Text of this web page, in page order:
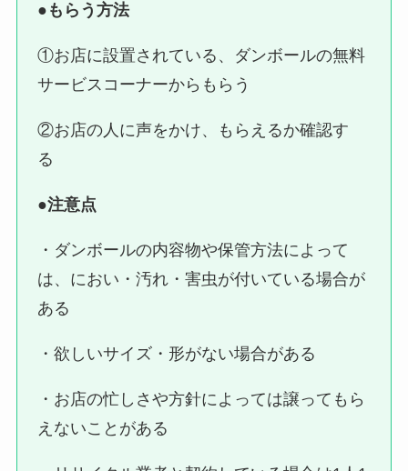
● もらう方法
①お店に設置されている、ダンボールの無料
サービスコーナーからもらう
②お店の人に声をかけ、もらえるか確認す
る
●注意点
・ダンボールの内容物や保管方法によって
は、におい・汚れ・害虫が付いている場合が
ある
・欲しいサイズ・形がない場合がある
・お店の忙しさや方針によっては譲ってもら
えないことがある